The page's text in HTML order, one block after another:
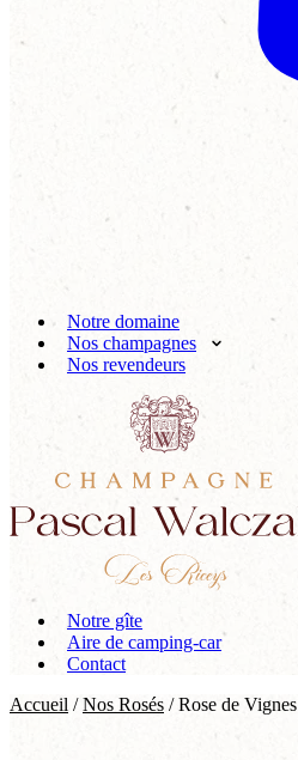
Notre domaine
Nos champagnes
Nos revendeurs
Notre gîte
Aire de camping-car
Contact
Accueil /Nos Rosés / Rose de Vignes